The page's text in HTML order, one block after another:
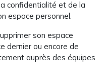
confidentialité et de la
espace personnel.
son espace
dernier ou encore de
auprès des équipes